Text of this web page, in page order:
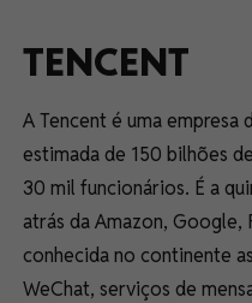
TENCENT
A Tencent é uma empresa
estimada de 150 bilhões
30 mil funcionários. É a
atrás da Amazon, Google,
conhecida no continente
WeChat, serviços de